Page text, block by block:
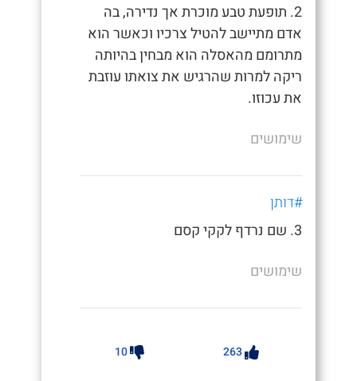
2. תופעת טבע מוכרת אך נדירה, בה
אדם מתיישב להטיל צרכיו וכאשר הוא
מתרומם מהאסלה הוא מבחין בהיותה
ריקה למרות שהרגיש את צואתו עוזבת
את עכוזו.
שימושים
#דותן
3. שם נרדף לקקי קסם
שימושים
263
10